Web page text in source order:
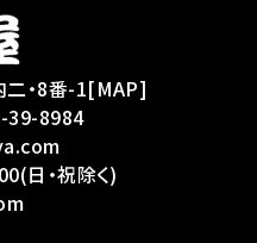
・8番-1[MAP]
39-8984
日・祝除く)